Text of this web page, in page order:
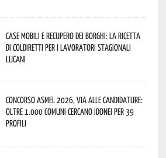
Case mobili e recupero dei borghi: la ricetta
di Coldiretti per i lavoratori stagionali
lucani
Concorso Asmel 2026, via alle candidature:
oltre 1.000 Comuni cercano idonei per 39
profili